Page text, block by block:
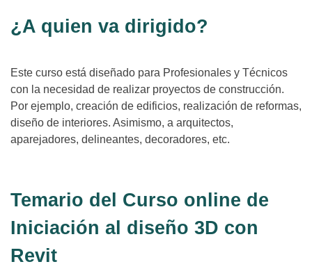
¿A quien va dirigido?
Este curso está diseñado para Profesionales y Técnicos
con la necesidad de realizar proyectos de construcción.
Por ejemplo, creación de edificios, realización de reformas,
diseño de interiores. Asimismo, a arquitectos,
aparejadores, delineantes, decoradores, etc.
Temario del Curso online de
Iniciación al diseño 3D con
Revit